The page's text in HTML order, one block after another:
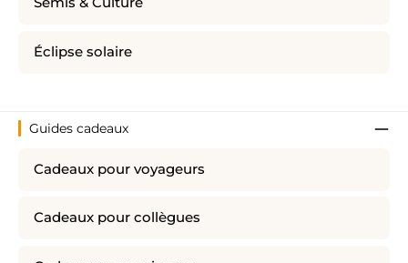
Éclipse solaire
Guides cadeaux
Cadeaux pour voyageurs
Cadeaux pour collègues